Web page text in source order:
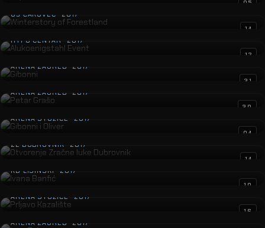
05
Winterstory of Forestland
GŠ ČAKOVEC · 2017
14
Alukoenigstahl Event
HYPO CENTAR · 2017
12
Gibonni
ARENA ZAGREB · 2017
31
Petar Grašo
ARENA ZAGREB · 2017
30
Gibonni i Oliver
ARENA STOŽICE · 2017
04
Otvorenje Zračne luke Dubrovnik
ZL DUBROVNIK · 2017
14
Ivana Banfić
KD LISINSKI · 2017
10
Prljavo Kazalište
ARENA STOŽICE · 2017
16
Ivan Zak
ARENA ZAGREB · 2017